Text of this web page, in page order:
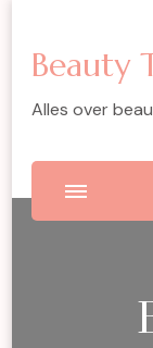
Beauty
Alles over